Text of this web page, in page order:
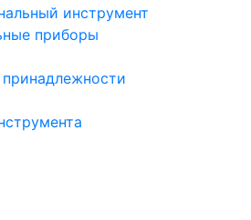
инструмент
приборы